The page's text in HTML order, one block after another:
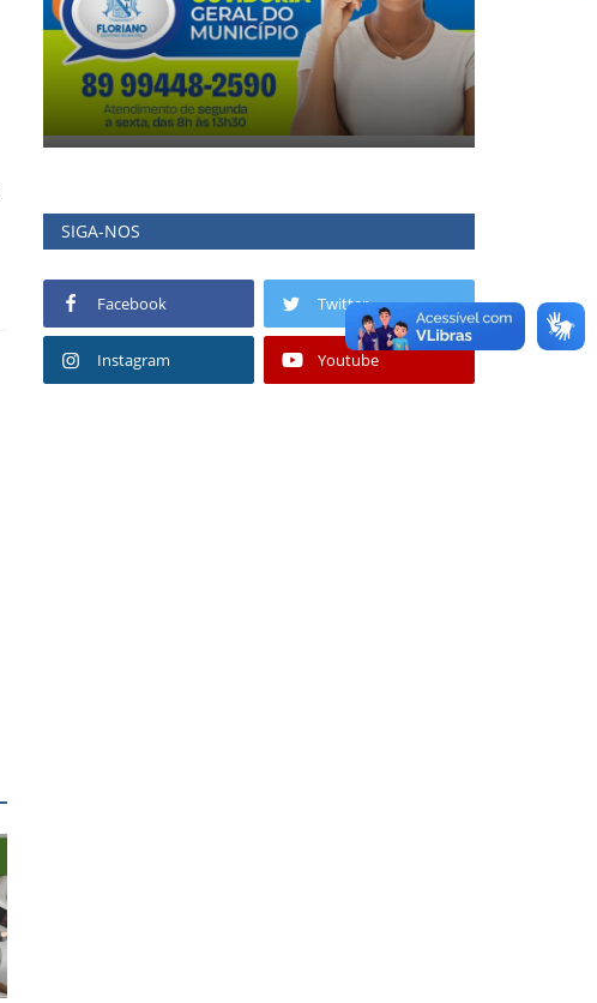
SIGA-NOS
Facebook Twitter
Instagram Youtube